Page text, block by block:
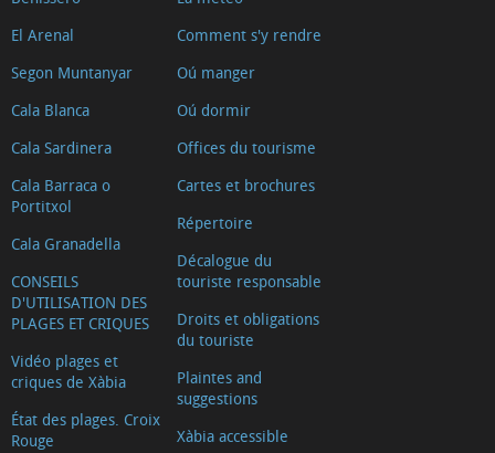
El Arenal
Segon Muntanyar
Cala Blanca
Cala Sardinera
Cala Barraca o
Portitxol
Cala Granadella
CONSEILS
D'UTILISATION DES
PLAGES ET CRIQUES
Vidéo plages et
criques de Xàbia
État des plages. Croix
Rouge
Comment s'y rendre
Oú manger
Oú dormir
Offices du tourisme
Cartes et brochures
Répertoire
Décalogue du
touriste responsable
Droits et obligations
du touriste
Plaintes and
suggestions
Xàbia accessible